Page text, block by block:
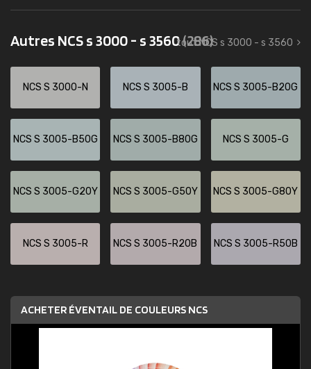
Autres NCS s 3000 - s 3560(286)
tout NCS s 3000 - s 3560
NCS S 3000-N NCS S 3005-B NCS S 3005-B20G
NCS S 3005-B50G NCS S 3005-B80G NCS S 3005-G
NCS S 3005-G20Y NCS S 3005-G50Y NCS S 3005-G80Y
NCS S 3005-R NCS S 3005-R20B NCS S 3005-R50B
ACHETER ÉVENTAIL DE COULEURS NCS